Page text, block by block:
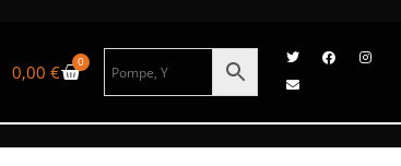
0,00 € 0